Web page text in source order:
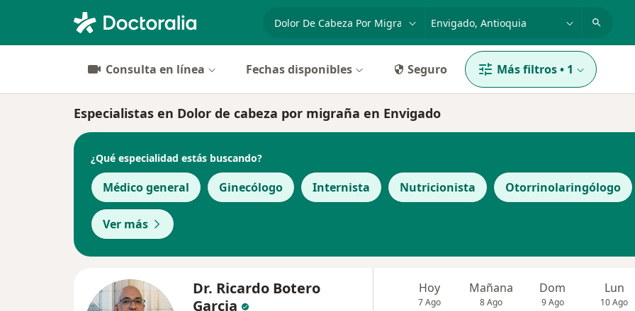
Consulta en línea Fechas disponibles Seguro Más filtros• 1
Especialistas en Dolor de cabeza por migraña en Envigado
¿Qué especialidad estás buscando?
Médico general Ginecólogo Internista Nutricionista Otorrinolaringólogo
Ver más
Dr. Ricardo Botero
Garcia
Hoy
7 Ago
Mañana
8 Ago
Dom
9 Ago
Lun
10 Ago